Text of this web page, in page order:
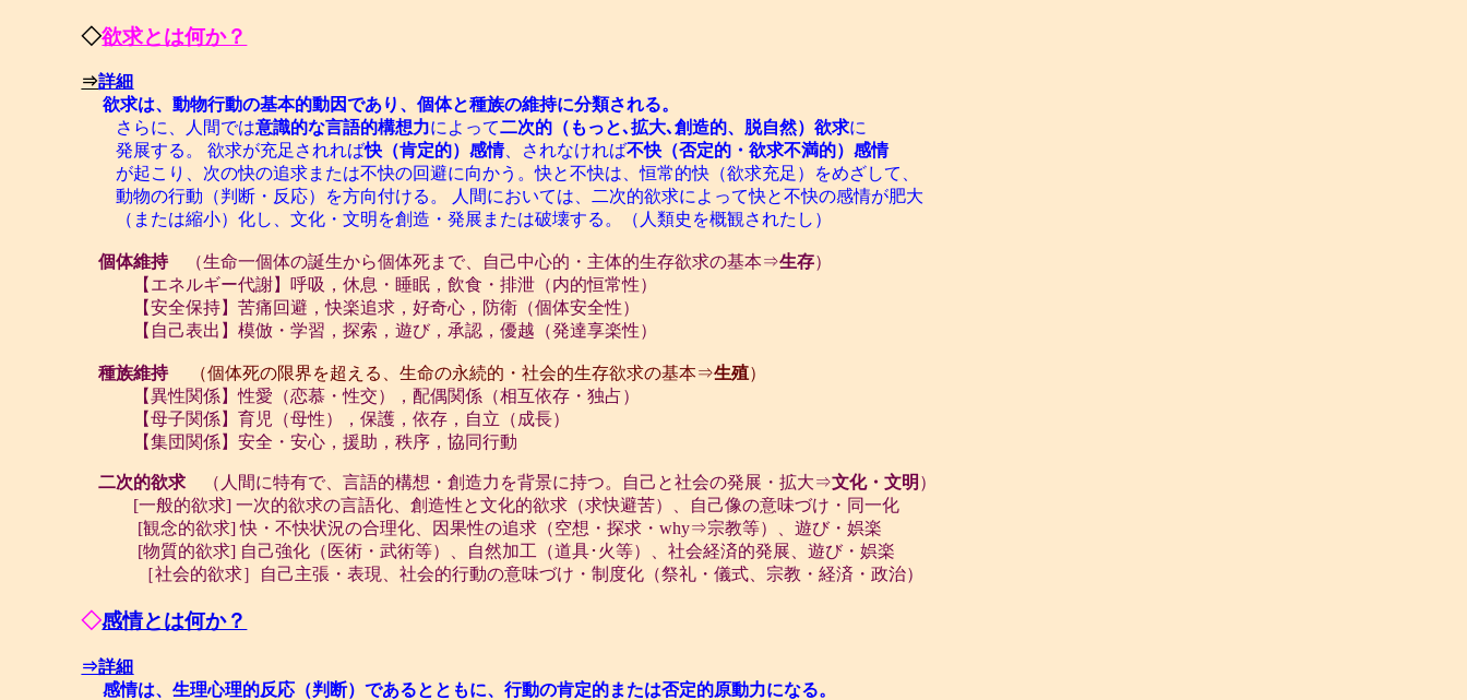
◇欲求とは何か？
⇒詳細
欲求は、動物行動の基本的動因であり、個体と種族の維持に分類される。
さらに、人間では意識的な言語的構想力によって二次的（もっと､拡大､創造的、脱自然）欲求に
発展する。 欲求が充足されれば快（肯定的）感情、されなければ不快（否定的・欲求不満的）感情
が起こり、次の快の追求または不快の回避に向かう。快と不快は、恒常的快（欲求充足）をめざして、
動物の行動（判断・反応）を方向付ける。 人間においては、二次的欲求によって快と不快の感情が肥大
（または縮小）化し、文化・文明を創造・発展または破壊する。（人類史を概観されたし）
個体維持 （生命一個体の誕生から個体死まで、自己中心的・主体的生存欲求の基本⇒生存）
【エネルギー代謝】呼吸，休息・睡眠，飲食・排泄（内的恒常性）
【安全保持】苦痛回避，快楽追求，好奇心，防衛（個体安全性）
【自己表出】模倣・学習，探索，遊び，承認，優越（発達享楽性）
種族維持 （個体死の限界を超える、生命の永続的・社会的生存欲求の基本⇒生殖）
【異性関係】性愛（恋慕・性交），配偶関係（相互依存・独占）
【母子関係】育児（母性），保護，依存，自立（成長）
【集団関係】安全・安心，援助，秩序，協同行動
二次的欲求 （人間に特有で、言語的構想・創造力を背景に持つ。自己と社会の発展・拡大⇒文化・文明 ）
[一般的欲求] 一次的欲求の言語化、創造性と文化的欲求（求快避苦）、自己像の意味づけ・同一化
[観念的欲求] 快・不快状況の合理化、因果性の追求（空想・探求・why⇒宗教等）、遊び・娯楽
[物質的欲求] 自己強化（医術・武術等）、自然加工（道具･火等）、社会経済的発展、遊び・娯楽
［社会的欲求］自己主張・表現、社会的行動の意味づけ・制度化（祭礼・儀式、宗教・経済・政治）
◇感情とは何か？
⇒詳細
感情は、生理心理的反応（判断）であるとともに、行動の肯定的または否定的原動力になる。